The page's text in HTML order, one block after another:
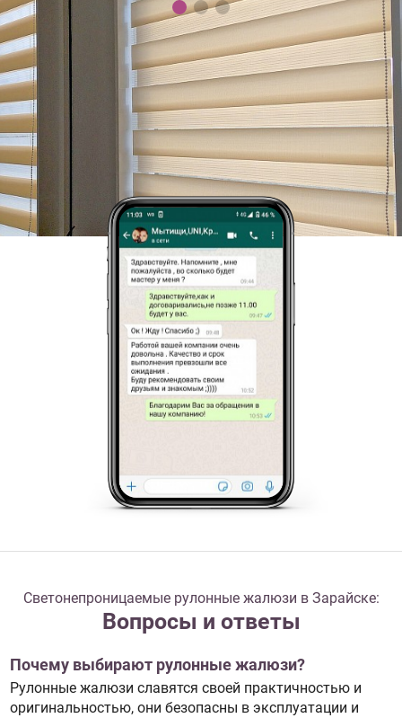
Светонепроницаемые рулонные жалюзи в Зарайске:
Вопросы и ответы
Почему выбирают рулонные жалюзи?
Рулонные жалюзи славятся своей практичностью и
оригинальностью, они безопасны в эксплуатации и